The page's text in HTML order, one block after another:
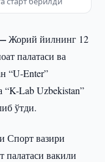
—Жорий йилнинг 12
палатаси ва
“U-Enter”
“K-Lab Uzbekistan”
ўтди.
Спорт вазири
палатаси вакили